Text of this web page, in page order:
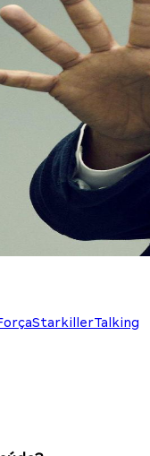
StarkillerTalking